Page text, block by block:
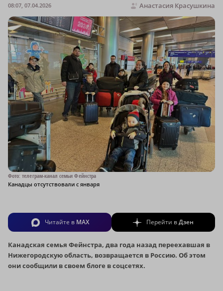
Анастасия Красушкина
08:07, 07.04.2026
Фото: телеграм-канал семьи Фейнстра
Канадцы отсутствовали с января
Читайте в MAX Перейти вДзен
Канадская семья Фейнстра, два года назад переехавшая в
Нижегородскую область, возвращается в Россию. Об этом
они сообщили в своем блоге в соцсетях.